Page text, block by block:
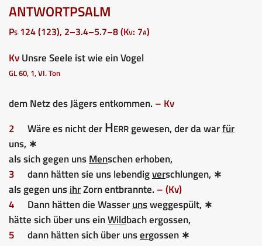
ANTWORTPSALM
Ps 124 (123), 2–3.4–5.7–8 (Kv: 7a)
KvUnsre Seele ist wie ein Vogel
GL 60, 1, VI. Ton
dem Netz des Jägers entkommen. – Kv
2
Wäre es nicht derHerrgewesen, der da warfür
uns, ∗
als sich gegen unsMenschen erhoben,
3
dann hätten sie uns lebendigverschlungen, ∗
als gegen unsihrZorn entbrannte. – (Kv)
4
Dann hätten die Wasserunsweggespült, ∗
hätte sich über uns einWildbach ergossen,
5
dann hätten sich über unsergossen ∗